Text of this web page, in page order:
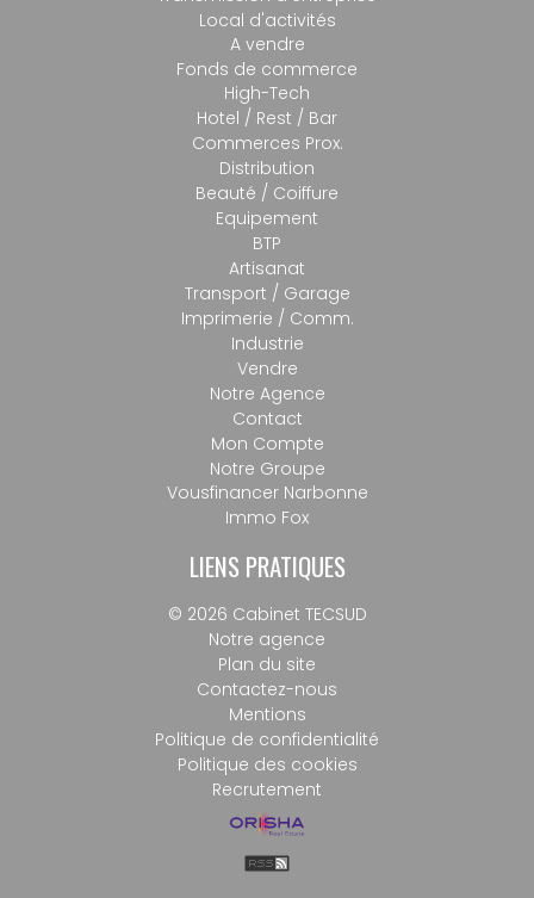
Local d'activités
A vendre
Fonds de commerce
High-Tech
Hotel / Rest / Bar
Commerces Prox.
Distribution
Beauté / Coiffure
Equipement
BTP
Artisanat
Transport / Garage
Imprimerie / Comm.
Industrie
Vendre
Notre Agence
Contact
Mon Compte
Notre Groupe
Vousfinancer Narbonne
Immo Fox
LIENS PRATIQUES
© 2026 Cabinet TECSUD
Notre agence
Plan du site
Contactez-nous
Mentions
Politique de confidentialité
Politique des cookies
Recrutement